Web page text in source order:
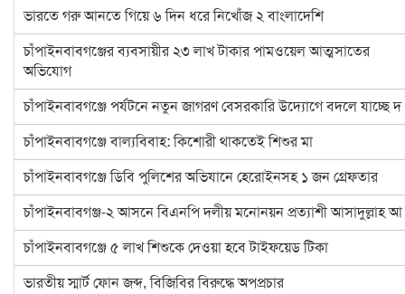
ভারতে গরু আনতে গিয়ে ৬ দিন ধরে নিখোঁজ ২ বাংলাদেশি
চাঁপাইনবাবগঞ্জের ব্যবসায়ীর ২৩ লাখ টাকার পামওয়েল আত্মসাতের
অভিযোগ
চাঁপাইনবাবগঞ্জে পর্যটনে নতুন জাগরণ বেসরকারি উদ্যোগে বদলে যাচ্ছে দ
চাঁপাইনবাবগঞ্জে বাল্যবিবাহ: কিশোরী থাকতেই শিশুর মা
চাঁপাইনবাবগঞ্জে ডিবি পুলিশের অভিযানে হেরোইনসহ ১ জন গ্রেফতার
চাঁপাইনবাবগঞ্জ-২ আসনে বিএনপি দলীয় মনোনয়ন প্রত্যাশী আসাদুল্লাহ আ
চাঁপাইনবাবগঞ্জে ৫ লাখ শিশুকে দেওয়া হবে টাইফয়েড টিকা
ভারতীয় স্মার্ট ফোন জব্দ, বিজিবির বিরুদ্ধে অপপ্রচার